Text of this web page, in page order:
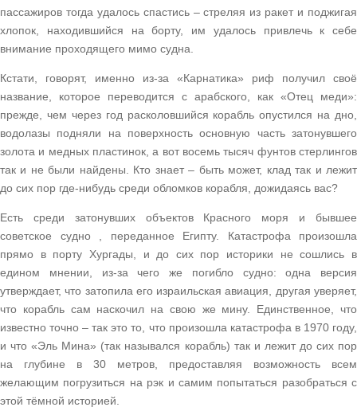
пассажиров тогда удалось спастись – стреляя из ракет и поджигая
хлопок, находившийся на борту, им удалось привлечь к себе
внимание проходящего мимо судна.
Кстати, говорят, именно из-за «Карнатика» риф получил своё
название, которое переводится с арабского, как «Отец меди»:
прежде, чем через год расколовшийся корабль опустился на дно,
водолазы подняли на поверхность основную часть затонувшего
золота и медных пластинок, а вот восемь тысяч фунтов стерлингов
так и не были найдены. Кто знает – быть может, клад так и лежит
до сих пор где-нибудь среди обломков корабля, дожидаясь вас?
Есть среди затонувших объектов Красного моря и бывшее
советское судно , переданное Египту. Катастрофа произошла
прямо в порту Хургады, и до сих пор историки не сошлись в
едином мнении, из-за чего же погибло судно: одна версия
утверждает, что затопила его израильская авиация, другая уверяет,
что корабль сам наскочил на свою же мину. Единственное, что
известно точно – так это то, что произошла катастрофа в 1970 году,
и что «Эль Мина» (так назывался корабль) так и лежит до сих пор
на глубине в 30 метров, предоставляя возможность всем
желающим погрузиться на рэк и самим попытаться разобраться с
этой тёмной историей.